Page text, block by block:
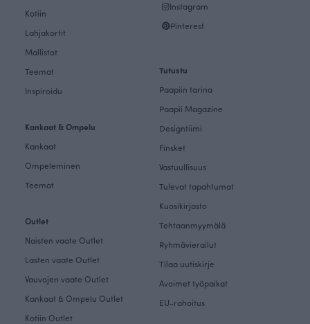
Kotiin
Lahjakortit
Mallistot
Teemat
Inspiroidu
Kankaat & Ompelu
Kankaat
Ompeleminen
Teemat
Outlet
Naisten vaate Outlet
Lasten vaate Outlet
Vauvojen vaate Outlet
Kankaat & Ompelu Outlet
Kotiin Outlet
Instagram
Pinterest
Tutustu
Paapiin tarina
Paapii Magazine
Designtiimi
Finsket
Vastuullisuus
Tulevat tapahtumat
Kuosikirjasto
Tehtaanmyymälä
Ryhmävierailut
Tilaa uutiskirje
Avoimet työpaikat
EU-rahoitus